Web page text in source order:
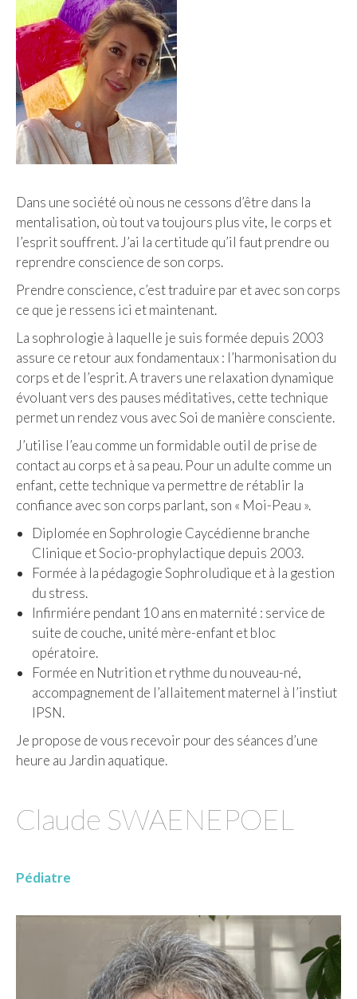
Dans une société où nous ne cessons d’être dans la
mentalisation, où tout va toujours plus vite, le corps et
l’esprit souffrent. J’ai la certitude qu’il faut prendre ou
reprendre conscience de son corps.
Prendre conscience, c’est traduire par et avec son corps
ce que je ressens ici et maintenant.
La sophrologie à laquelle je suis formée depuis 2003
assure ce retour aux fondamentaux : l’harmonisation du
corps et de l’esprit. A travers une relaxation dynamique
évoluant vers des pauses méditatives, cette technique
permet un rendez vous avec Soi de manière consciente.
J’utilise l’eau comme un formidable outil de prise de
contact au corps et à sa peau. Pour un adulte comme un
enfant, cette technique va permettre de rétablir la
confiance avec son corps parlant, son « Moi-Peau ».
Diplomée en Sophrologie Caycédienne branche
Clinique et Socio-prophylactique depuis 2003.
Formée à la pédagogie Sophroludique et à la gestion
du stress.
Infirmiére pendant 10 ans en maternité : service de
suite de couche, unité mère-enfant et bloc
opératoire.
Formée en Nutrition et rythme du nouveau-né,
accompagnement de l’allaitement maternel à l’instiut
IPSN.
Je propose de vous recevoir pour des séances d’une
heure au Jardin aquatique.
Claude SWAENEPOEL
Pédiatre